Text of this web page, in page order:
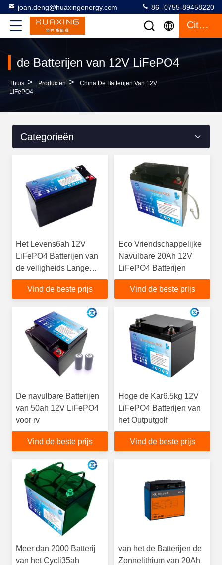
joan.deng@huaxingenergy.com 86--0755-89458220
Citaat
de Batterijen van 12V LiFePO4
Thuis > Producten >
China De Batterijen Van 12V
LiFePO4
Categorieën
Het Levens6ah 12V
LiFePO4 Batterijen van
de veiligheids Lange
Cyclus
Vind de beste prijs
Eco Vriendschappelijke
Navulbare 20Ah 12V
LiFePO4 Batterijen
Vind de beste prijs
De navulbare Batterijen
van 50ah 12V LiFePO4
voor rv
Vind de beste prijs
Hoge de Kar6.5kg 12V
LiFePO4 Batterijen van
het Outputgolf
Vind de beste prijs
Meer dan 2000 Batterij
van het Cycli35ah
van het de Batterijen de
Zonnelithium van 20Ah